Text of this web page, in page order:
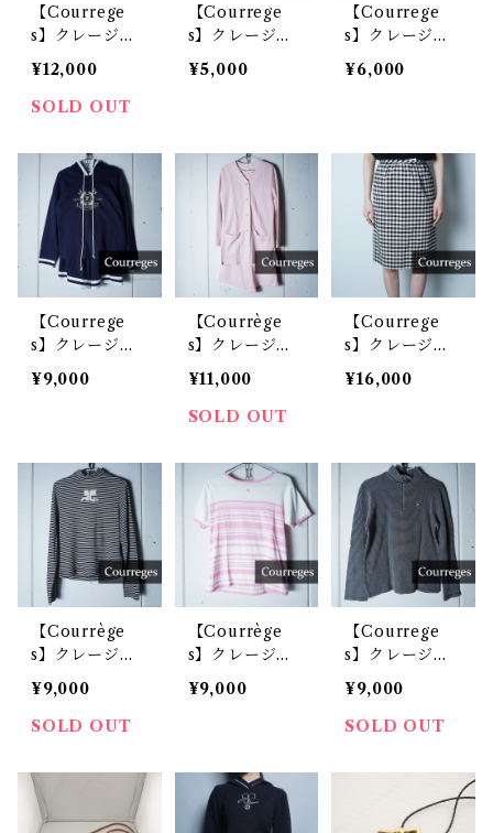
【Courrege
s】クレージュ
ロゴ刺繍デニム
ハンドバッグ i
ndigo
¥12,000
SOLD OUT
【Courrege
s】クレージュ
”ロゴ入”リバー
シブルウールマ
¥5,000
【Courrege
s】クレージュ
“ビッグロゴ入
り” マフラー gr
¥6,000
【Courrege
s】クレージュ
”ロゴ刺繍” フ
ーディーパーカ
プ navy&whit
¥9,000
【Courrège
s】クレージュ
"ロゴ刺繡・ロ
ゴボタン”ニッ
トソー＆カーデ
トパンツ セッ
トアップ pin
¥11,000
SOLD OUT
【Courrege
s】クレージュ
近年モデル 美
品 イタリア製
ート 34 black
× White
¥16,000
【Courrège
s】クレージュ
ーダーロングス
リーブニット B
E
¥9,000
SOLD OUT
【Courrège
s】クレージュ
ダー半袖ニット
¥9,000
【Courrege
s】クレージュ
ップハイネック
シャツ black&
¥9,000
SOLD OUT